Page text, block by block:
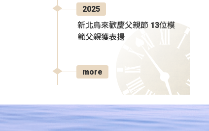
2025
新北烏來歡慶父親節 13位模
範父親獲表揚
more